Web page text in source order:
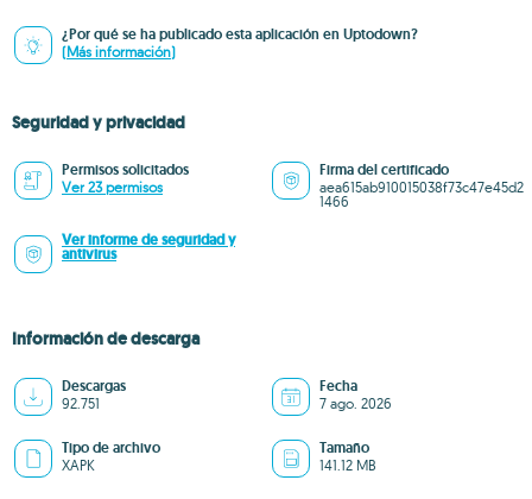
¿Por qué se ha publicado esta aplicación en Uptodown?
(Más información)
Seguridad y privacidad
Permisos solicitados
Ver 23 permisos
Firma del certificado
aea615ab910015038f73c47e45d2
1466
Ver informe de seguridad y
antivirus
Información de descarga
Descargas
92.751
Fecha
7 ago. 2026
Tipo de archivo
XAPK
Tamaño
141.12 MB